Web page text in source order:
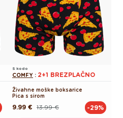
S kodo
COMFY : 2+1 BREZPLAČNO
Živahne moške boksarice
Pica s sirom
Redna 13.99 €
Akcijska
9.99 € -29%